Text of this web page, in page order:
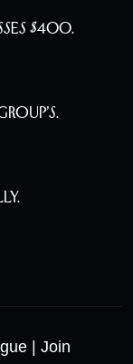
$400.
| Join